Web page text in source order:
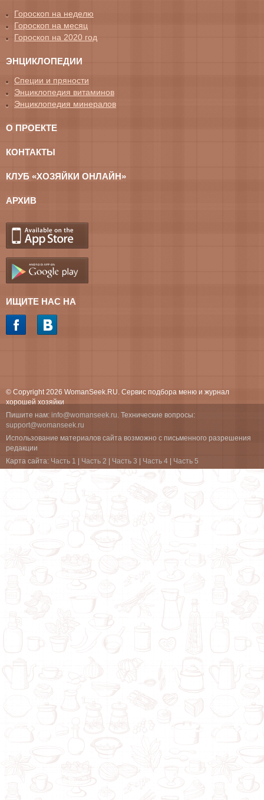
Гороскоп на неделю
Гороскоп на месяц
Гороскоп на 2020 год
ЭНЦИКЛОПЕДИИ
Специи и пряности
Энциклопедия витаминов
Энциклопедия минералов
О ПРОЕКТЕ
КОНТАКТЫ
КЛУБ «ХОЗЯЙКИ ОНЛАЙН»
АРХИВ
ИЩИТЕ НАС НА
© Copyright 2026 WomanSeek.RU. Сервис подбора меню и журнал
хорошей хозяйки
Пишите нам: info@womanseek.ru. Технические вопросы:
support@womanseek.ru
Использование материалов сайта возможно с письменного разрешения
редакции
Карта сайта: Часть 1 Часть 2 Часть 3 Часть 4 Часть 5